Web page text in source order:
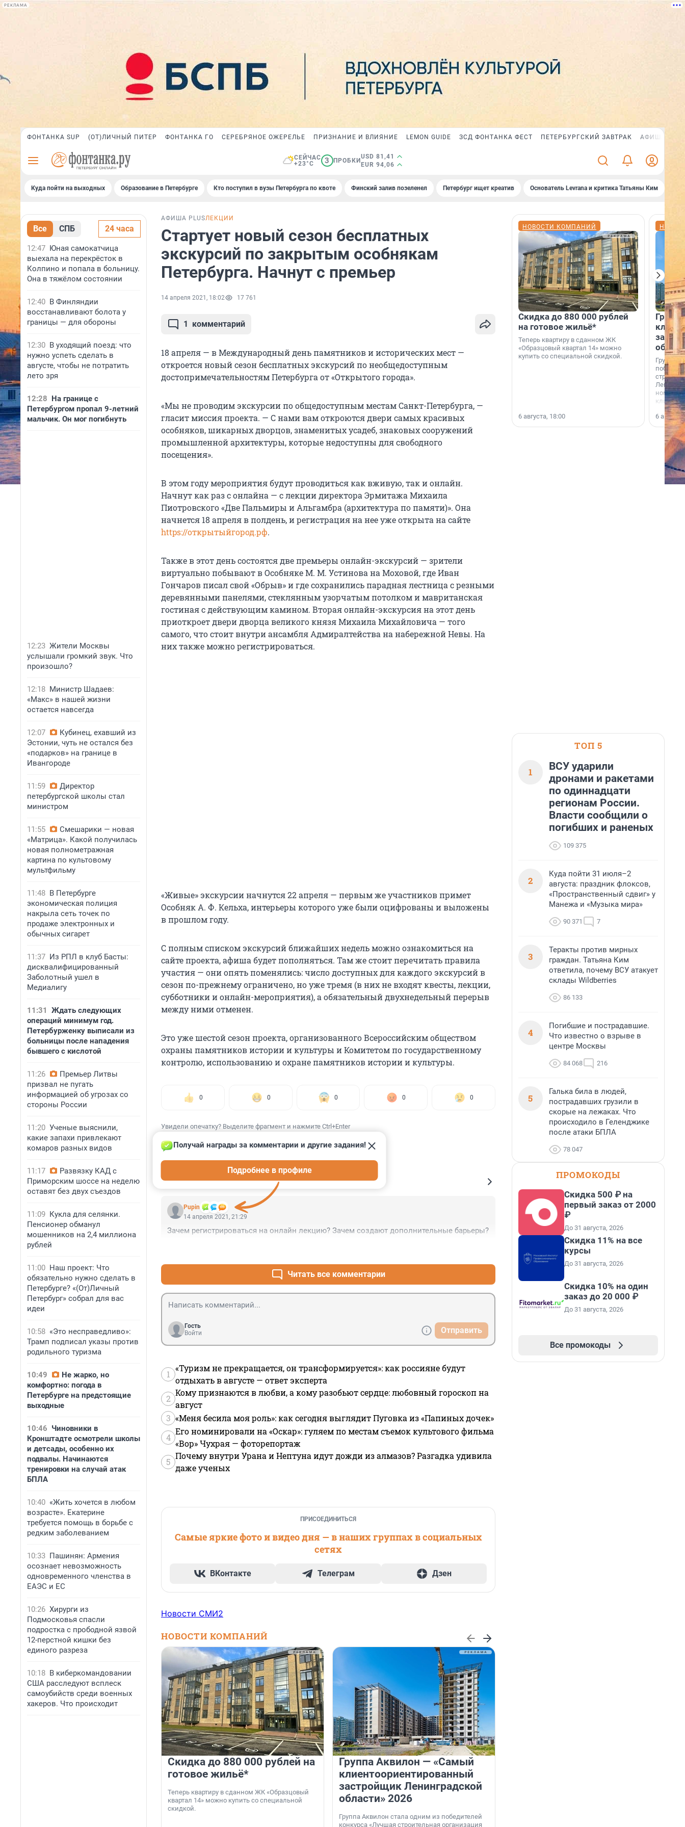
РЕКЛАМА
ФОНТАНКА SUP (ОТ)ЛИЧНЫЙ ПИТЕР ФОНТАНКА ГО СЕРЕБРЯНОЕ ОЖЕРЕЛЬЕ ПРИЗНАНИЕ И ВЛИЯНИЕ LEMON GUIDE ЗСД ФОНТАНКА ФЕСТ ПЕТЕРБУРГСКИЙ ЗАВТРАК АФИША PLUS
СЕЙЧАС
+23°C
3 ПРОБКИ
USD 81,41
EUR 94,06
Куда пойти на выходных Образование в Петербурге Кто поступил в вузы Петербурга по квоте Финский залив позеленел Петербург ищет креатив Основатель Levrana и критика Татьяны Ким
Все СПБ 24 часа
12:47 Юная самокатчица
выехала на перекрёсток в
Колпино и попала в больницу.
Она в тяжёлом состоянии
12:40 В Финляндии
восстанавливают болота у
границы — для обороны
12:30 В уходящий поезд: что
нужно успеть сделать в
августе, чтобы не потратить
лето зря
12:28 На границе с
Петербургом пропал 9-летний
мальчик. Он мог погибнуть
12:23 Жители Москвы
услышали громкий звук. Что
произошло?
12:18 Министр Шадаев:
«Макс» в нашей жизни
остается навсегда
12:07
Кубинец, ехавший из
Эстонии, чуть не остался без
«подарков» на границе в
Ивангороде
11:59
Директор
петербургской школы стал
министром
11:55
Смешарики — новая
«Матрица». Какой получилась
новая полнометражная
картина по культовому
мультфильму
11:48 В Петербурге
экономическая полиция
накрыла сеть точек по
продаже электронных и
обычных сигарет
11:37 Из РПЛ в клуб Басты:
дисквалифицированный
Заболотный ушел в
Медиалигу
11:31
Ждать следующих
операций минимум год.
Петербурженку выписали из
больницы после нападения
бывшего с кислотой
11:26
Премьер Литвы
призвал не пугать
информацией об угрозах со
стороны России
11:20 Ученые выяснили,
какие запахи привлекают
комаров разных видов
11:17
Развязку КАД с
Приморским шоссе на неделю
оставят без двух съездов
11:09 Кукла для селянки.
Пенсионер обманул
мошенников на 2,4 миллиона
рублей
11:00 Наш проект: Что
обязательно нужно сделать в
Петербурге? «(От)Личный
Петербург» собрал для вас
идеи
10:58 «Это несправедливо»:
Трамп подписал указы против
родильного туризма
10:49
Не жарко, но
комфортно: погода в
Петербурге на предстоящие
выходные
10:46 Чиновники в
Кронштадте осмотрели школы
и детсады, особенно их
подвалы. Начинаются
тренировки на случай атак
БПЛА
10:40 «Жить хочется в любом
возрасте». Екатерине
требуется помощь в борьбе с
редким заболеванием
10:33 Пашинян: Армения
осознает невозможность
одновременного членства в
ЕАЭС и ЕС
10:26 Хирурги из
Подмосковья спасли
подростка с прободной язвой
12-перстной кишки без
единого разреза
10:18 В киберкомандовании
США расследуют всплеск
самоубийств среди военных
хакеров. Что происходит
АФИША PLUSЛЕКЦИИ
Стартует новый сезон бесплатных
экскурсий по закрытым особнякам
Петербурга. Начнут с премьер
14 апреля 2021, 18:02 17 761
1 комментарий
18 апреля — в Международный день памятников и исторических мест —
откроется новый сезон бесплатных экскурсий по необщедоступным
достопримечательностям Петербурга от «Открытого города».
«Мы не проводим экскурсии по общедоступным местам Санкт-Петербурга, —
гласит миссия проекта. — С нами вам откроются двери самых красивых
особняков, шикарных дворцов, знаменитых усадеб, знаковых сооружений
промышленной архитектуры, которые недоступны для свободного
посещения».
В этом году мероприятия будут проводиться как вживую, так и онлайн.
Начнут как раз с онлайна — с лекции директора Эрмитажа Михаила
Пиотровского «Две Пальмиры и Альгамбра (архитектура по памяти)». Она
начнется 18 апреля в полдень, и регистрация на нее уже открыта на сайте
https://открытыйгород.рф.
Также в этот день состоятся две премьеры онлайн-экскурсий — зрители
виртуально побывают в Особняке М. М. Устинова на Моховой, где Иван
Гончаров писал свой «Обрыв» и где сохранились парадная лестница с резными
деревянными панелями, стеклянным узорчатым потолком и мавританская
гостиная с действующим камином. Вторая онлайн-экскурсия на этот день
приоткроет двери дворца великого князя Михаила Михайловича — того
самого, что стоит внутри ансамбля Адмиралтейства на набережной Невы. На
них также можно регистрироваться.
«Живые» экскурсии начнутся 22 апреля — первым же участников примет
Особняк А. Ф. Кельха, интерьеры которого уже были оцифрованы и выложены
в прошлом году.
С полным списком экскурсий ближайших недель можно ознакомиться на
сайте проекта, афиша будет пополняться. Там же стоит перечитать правила
участия — они опять поменялись: число доступных для каждого экскурсий в
сезон по-прежнему ограничено, но уже тремя (в них не входят квесты, лекции,
субботники и онлайн-мероприятия), а обязательный двухнедельный перерыв
между ними отменен.
Это уже шестой сезон проекта, организованного Всероссийским обществом
охраны памятников истории и культуры и Комитетом по государственному
контролю, использованию и охране памятников истории и культуры.
0 0 0 0 0
Увидели опечатку? Выделите фрагмент и нажмите Ctrl+Enter
КОММЕНТАРИИ 1
Pupin
Получай награды за комментарии и другие задания!
Подробнее в профиле
14 апреля 2021, 21:29
Зачем регистрироваться на онлайн лекцию? Зачем создают дополнительные барьеры?
Читать все комментарии
Гость
Войти
Отправить
1
«Туризм не прекращается, он трансформируется»: как россияне будут
отдыхать в августе — ответ эксперта
2
Кому признаются в любви, а кому разобьют сердце: любовный гороскоп на
август
3 «Меня бесила моя роль»: как сегодня выглядит Пуговка из «Папиных дочек»
4
Его номинировали на «Оскар»: гуляем по местам съемок культового фильма
«Вор» Чухрая — фоторепортаж
5
Почему внутри Урана и Нептуна идут дожди из алмазов? Разгадка удивила
даже ученых
ПРИСОЕДИНИТЬСЯ
Самые яркие фото и видео дня — в наших группах в социальных
сетях
ВКонтакте Телеграм Дзен
Новости СМИ2
НОВОСТИ КОМПАНИЙ
Скидка до 880 000 рублей на
готовое жильё*
Теперь квартиру в сданном ЖК «Образцовый
квартал 14» можно купить со специальной
скидкой.
Группа Аквилон — «Самый
клиентоориентированный
застройщик Ленинградской
области» 2026
Группа Аквилон стала одним из победителей
конкурса «Лучшая строительная организация
НОВОСТИ КОМПАНИЙ
Скидка до 880 000 рублей
на готовое жильё*
Теперь квартиру в сданном ЖК
«Образцовый квартал 14» можно
купить со специальной скидкой.
6 августа, 18:00
Группа
области».
6
ТОП 5
1
ВСУ ударили
дронами и ракетами
по одиннадцати
регионам России.
Власти сообщили о
погибших и раненых
109 375
2
Куда пойти 31 июля–2
августа: праздник флоксов,
«Пространственный сдвиг» у
Манежа и «Музыка мира»
90 371 7
3
Теракты против мирных
граждан. Татьяна Ким
ответила, почему ВСУ атакует
склады Wildberries
86 133
4
Погибшие и пострадавшие.
Что известно о взрыве в
центре Москвы
84 068 216
5
Галька била в людей,
пострадавших грузили в
скорые на лежаках. Что
происходило в Геленджике
после атаки БПЛА
78 047
ПРОМОКОДЫ
Скидка 500 ₽ на
первый заказ от 2000
₽
До 31 августа, 2026
Скидка 11% на все
курсы
До 31 августа, 2026
Скидка 10% на один
заказ до 20 000 ₽
До 31 августа, 2026
Все промокоды